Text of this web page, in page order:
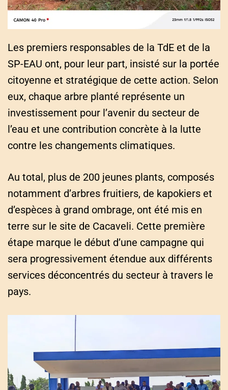
Les premiers responsables de la TdE et de la
SP-EAU ont, pour leur part, insisté sur la portée
citoyenne et stratégique de cette action. Selon
eux, chaque arbre planté représente un
investissement pour l’avenir du secteur de
l’eau et une contribution concrète à la lutte
contre les changements climatiques.
Au total, plus de 200 jeunes plants, composés
notamment d’arbres fruitiers, de kapokiers et
d’espèces à grand ombrage, ont été mis en
terre sur le site de Cacaveli. Cette première
étape marque le début d’une campagne qui
sera progressivement étendue aux différents
services déconcentrés du secteur à travers le
pays.